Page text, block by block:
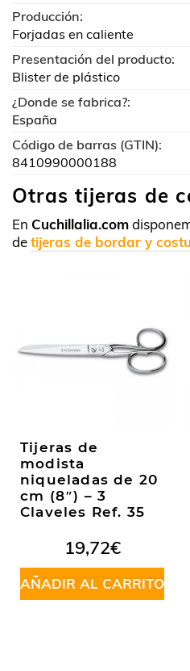
Producción:
Forjadas en caliente
Presentación del producto:
Blister de plástico
¿Donde se fabrica?:
España
Código de barras (GTIN):
8410990000188
Otras tijeras de
En Cuchillalia.com
detijeras de bordar y
Tijeras de
modista
niqueladas de 20
cm (8″) – 3
Claveles Ref. 35
19,72€
AÑADIR AL CARRITO